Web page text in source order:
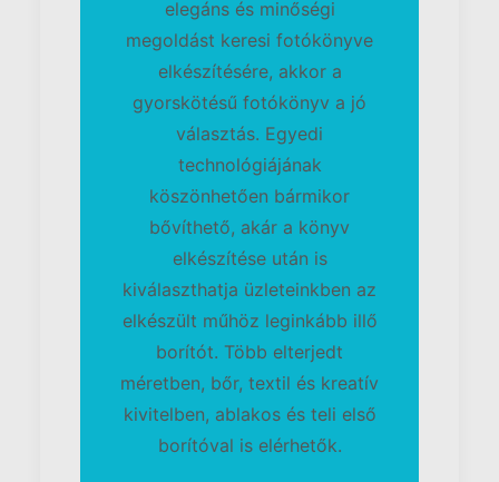
elegáns és minőségi
megoldást keresi fotókönyve
elkészítésére, akkor a
gyorskötésű fotókönyv a jó
választás. Egyedi
technológiájának
köszönhetően bármikor
bővíthető, akár a könyv
elkészítése után is
kiválaszthatja üzleteinkben az
elkészült műhöz leginkább illő
borítót. Több elterjedt
méretben, bőr, textil és kreatív
kivitelben, ablakos és teli első
borítóval is elérhetők.